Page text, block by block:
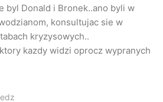
byl Donald i Bronek..ano byli w
konsultujac sie w
kryzysowych..
kazdy widzi oprocz wypranych